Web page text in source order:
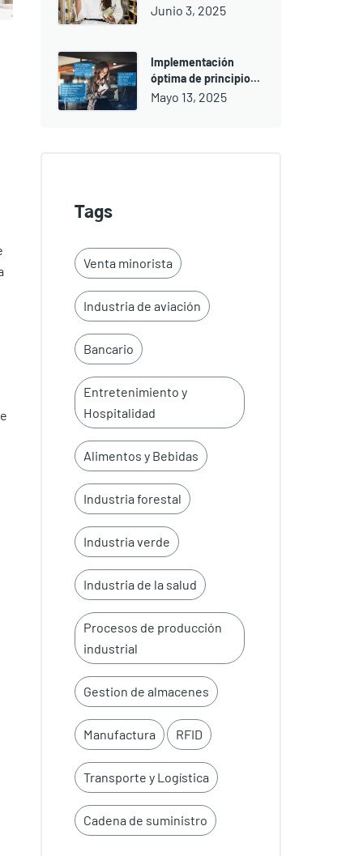
Junio 3, 2025
Implementación
óptima de principio...
Mayo 13, 2025
Tags
Venta minorista
Industria de aviación
Bancario
Entretenimiento y
Hospitalidad
Alimentos y Bebidas
Industria forestal
Industria verde
Industria de la salud
Procesos de producción
industrial
Gestion de almacenes
Manufactura RFID
Transporte y Logística
Cadena de suministro